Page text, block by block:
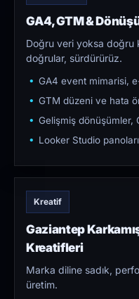
GA4, GTM &
Doğru veri yoksa doğru
doğrular, sürdürürüz.
GA4 event mimarisi,
GTM düzeni ve hata
Gelişmiş dönüşümler,
Looker Studio
Kreatif
Gaziantep
Kreatifleri
Marka diline sadık,
üretim.